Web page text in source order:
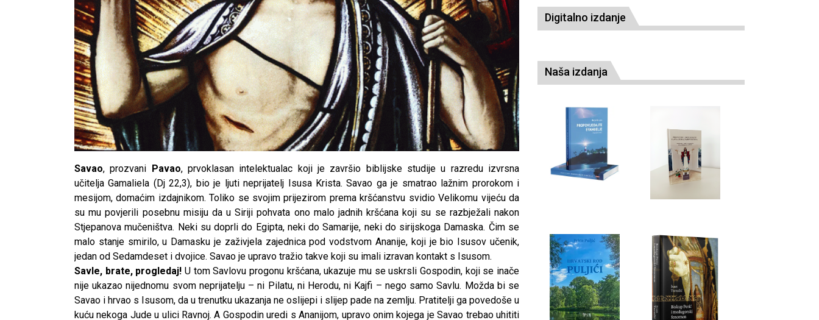
Savao, prozvani Pavao, prvoklasan intelektualac koji je završio biblijske studije u razredu izvrsna
učitelja Gamaliela (Dj 22,3), bio je ljuti neprijatelj Isusa Krista. Savao ga je smatrao lažnim prorokom i
mesijom, domaćim izdajnikom. Toliko se svojim prijezirom prema kršćanstvu svidio Velikomu vijeću da
su mu povjerili posebnu misiju da u Siriji pohvata ono malo jadnih kršćana koji su se razbježali nakon
Stjepanova mučeništva. Neki su doprli do Egipta, neki do Samarije, neki do sirijskoga Damaska. Čim se
malo stanje smirilo, u Damasku je zaživjela zajednica pod vodstvom Ananije, koji je bio Isusov učenik,
jedan od Sedamdeset i dvojice. Savao je upravo tražio takve koji su imali izravan kontakt s Isusom.
Savle, brate, progledaj! U tom Savlovu progonu kršćana, ukazuje mu se uskrsli Gospodin, koji se inače
nije ukazao nijednomu svom neprijatelju – ni Pilatu, ni Herodu, ni Kajfi – nego samo Savlu. Možda bi se
Savao i hrvao s Isusom, da u trenutku ukazanja ne oslijepi i slijep pade na zemlju. Pratitelji ga povedoše u
kuću nekoga Jude u ulici Ravnoj. A Gospodin uredi s Ananijom, upravo onim kojega je Savao trebao uhititi
Digitalno izdanje
Naša izdanja